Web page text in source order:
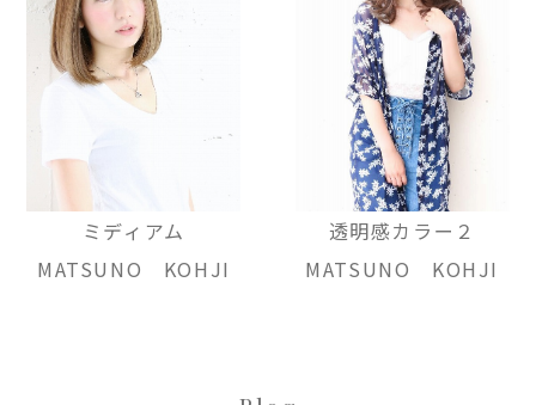
ミディアム
MATSUNO KOHJI
透明感カラー２
MATSUNO KOHJI